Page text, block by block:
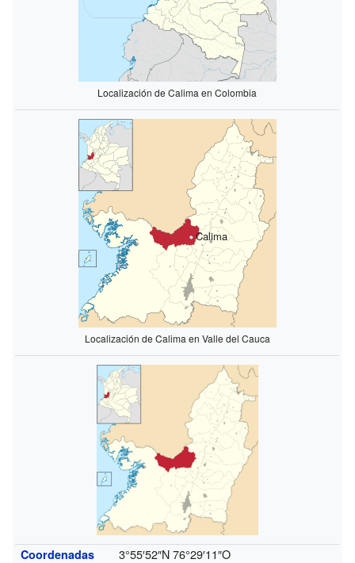
Localización de Calima en Colombia
Calima
Localización de Calima en Valle del Cauca
Coordenadas 3°55′52″N 76°29′11″O